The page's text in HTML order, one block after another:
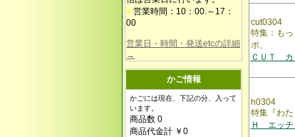
■ 営業時間：10：00.～17：
00
営業日・時間・発送etcの詳細
→
かご情報
かごには現在、下記の分、入って
います。
商品数 0
商品代金計 ￥0
cut0304
特集：も
ポ、
ＣＵＴ
h0304
特集『わた
Ｈ エッ